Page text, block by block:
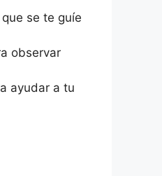
se te guíe
observar
ayudar a tu